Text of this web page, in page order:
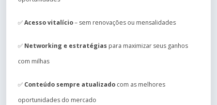
✅Acesso vitalício– sem renovações ou mensalidades
✅ Networking e estratégias para maximizar seus ganhos
com milhas
✅ Conteúdo sempre atualizado com as melhores
oportunidades do mercado